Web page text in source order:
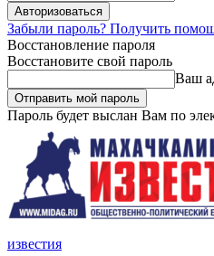
Забыли пароль? Получить
Восстановление пароля
Восстановите свой пароль
Ваш
Пароль будет выслан Вам по
известия